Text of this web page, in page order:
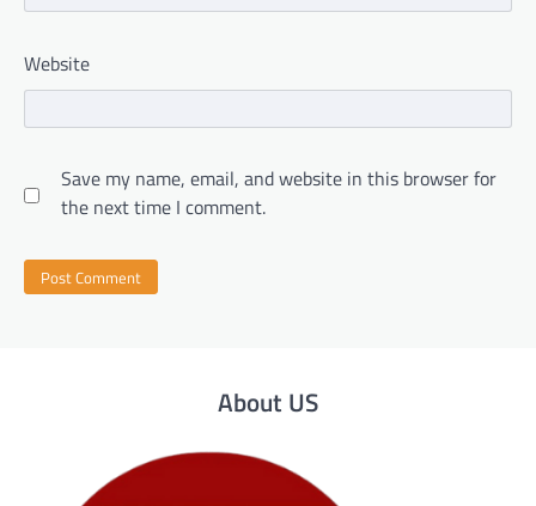
Website
Save my name, email, and website in this browser for
the next time I comment.
About US